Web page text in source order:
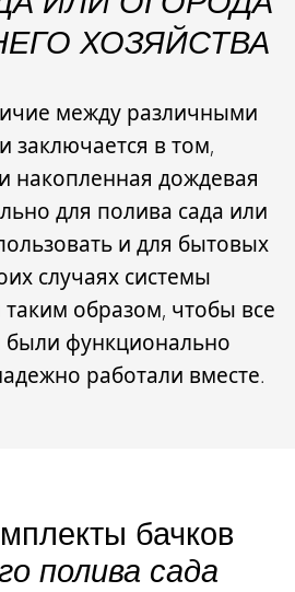
ХОЗЯЙСТВА
между различными
заключается в том,
накопленная дождевая
для полива сада или
и для бытовых
случаях системы
образом, чтобы все
функционально
работали вместе.
бачков
полива сада